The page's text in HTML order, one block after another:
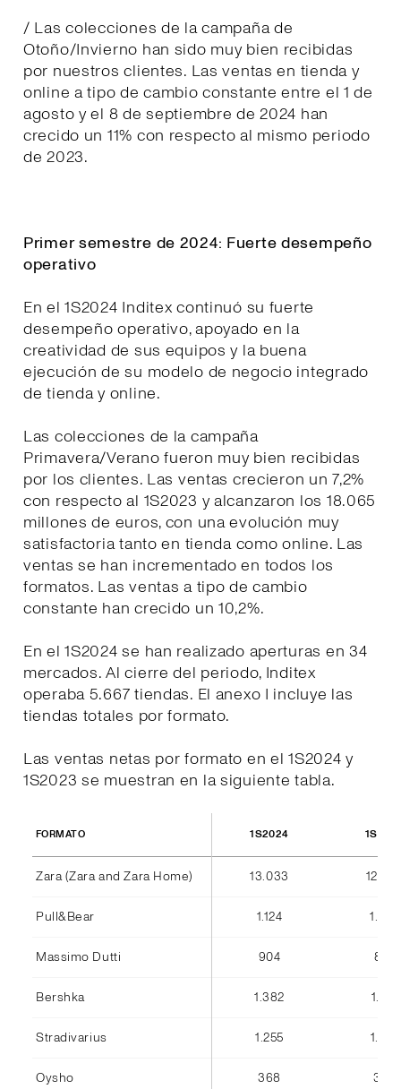
/ Las colecciones de la campaña de
Otoño/Invierno han sido muy bien recibidas
por nuestros clientes. Las ventas en tienda y
online a tipo de cambio constante entre el 1 de
agosto y el 8 de septiembre de 2024 han
crecido un 11% con respecto al mismo periodo
de 2023.
Primer semestre de 2024: Fuerte desempeño
operativo
En el 1S2024 Inditex continuó su fuerte
desempeño operativo, apoyado en la
creatividad de sus equipos y la buena
ejecución de su modelo de negocio integrado
de tienda y online.
Las colecciones de la campaña
Primavera/Verano fueron muy bien recibidas
por los clientes. Las ventas crecieron un 7,2%
con respecto al 1S2023 y alcanzaron los 18.065
millones de euros, con una evolución muy
satisfactoria tanto en tienda como online. Las
ventas se han incrementado en todos los
formatos. Las ventas a tipo de cambio
constante han crecido un 10,2%.
En el 1S2024 se han realizado aperturas en 34
mercados. Al cierre del periodo, Inditex
operaba 5.667 tiendas. El anexo I incluye las
tiendas totales por formato.
Las ventas netas por formato en el 1S2024 y
1S2023 se muestran en la siguiente tabla.
FORMATO 1S2024
Zara (Zara and Zara Home) 13.033
Pull&Bear 1.124 1.042
Massimo Dutti 904 842
Bershka 1.382 1.184
Stradivarius 1.255 1.075
Oysho 368 346